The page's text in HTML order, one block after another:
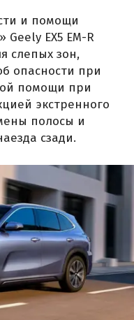
и помощи
EX5 EM-R
слепых зон,
опасности при
помощи при
экстренного
полосы и
сзади.